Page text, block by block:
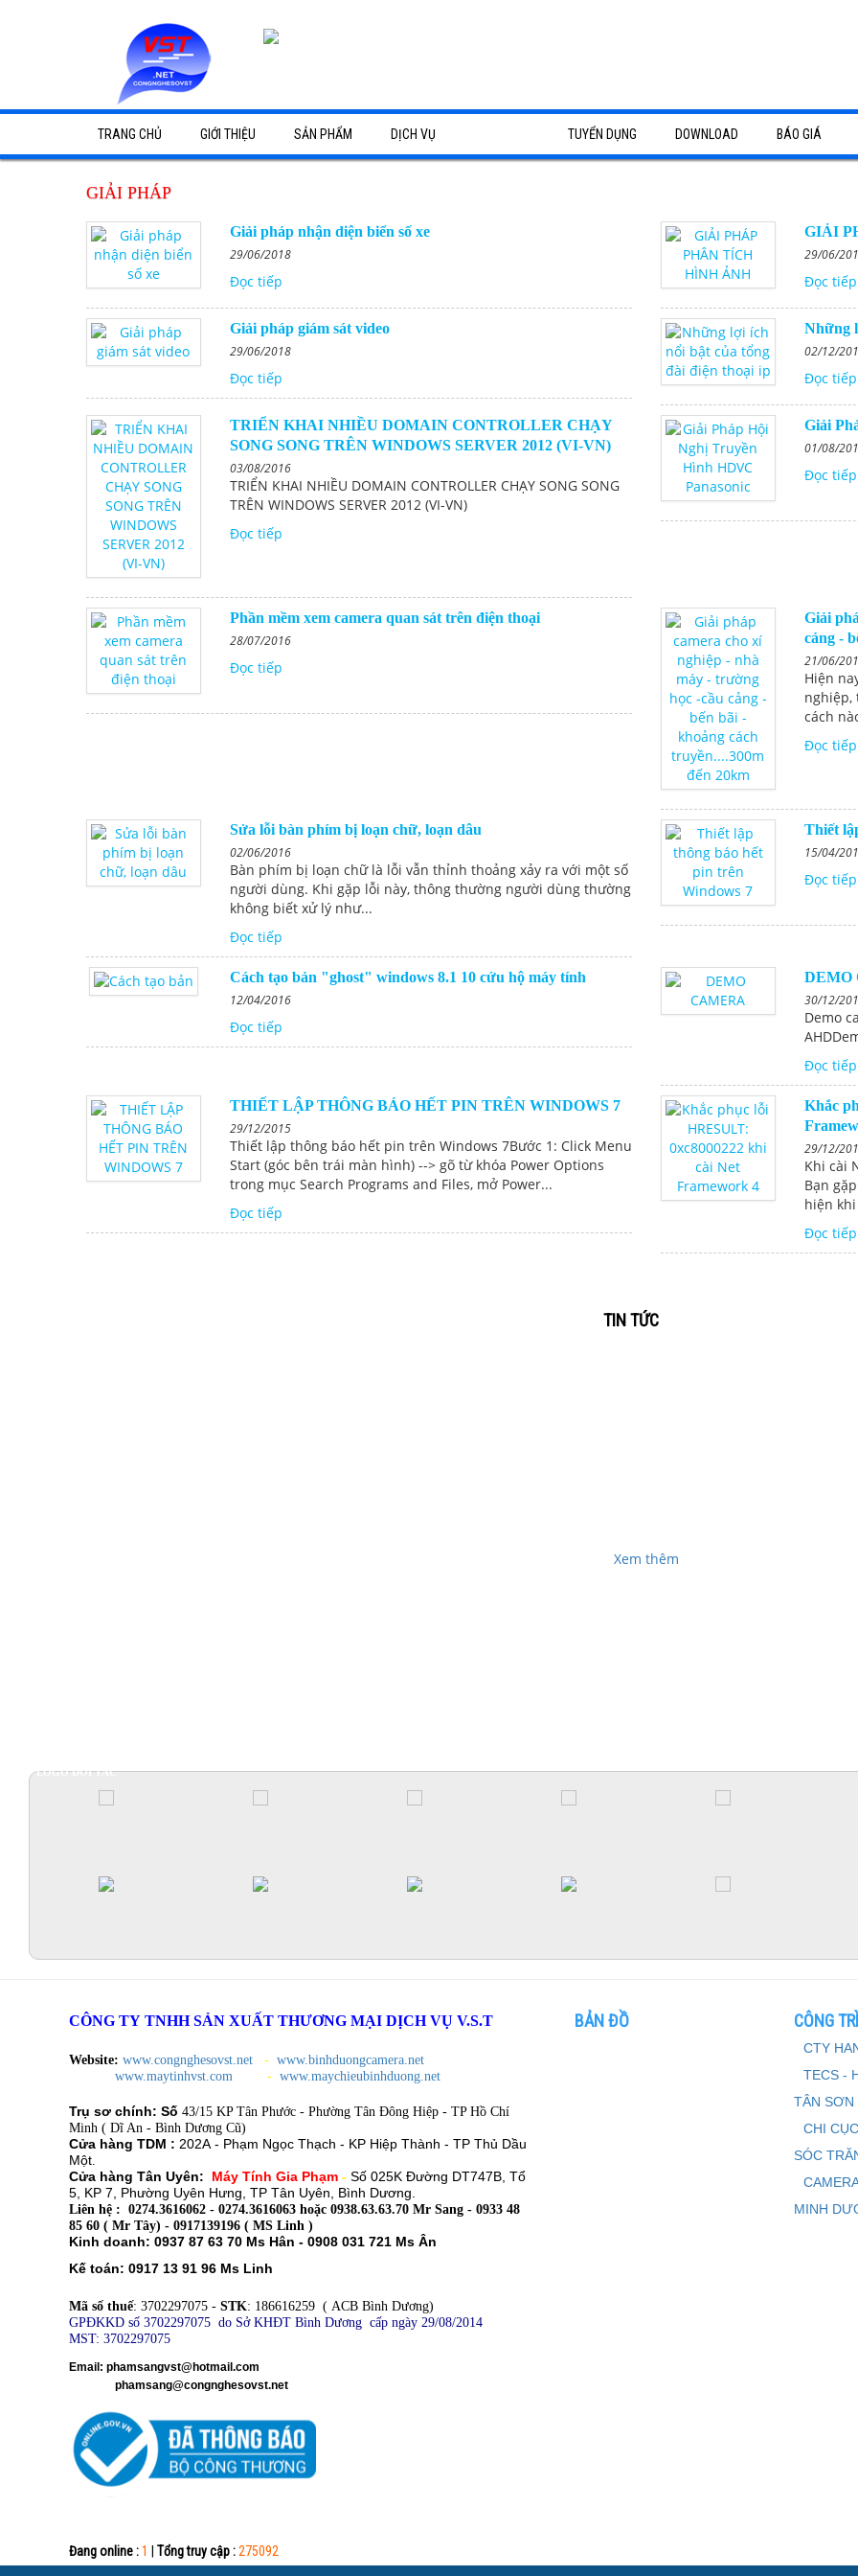
TRANG CHỦ GIỚI THIỆU SẢN PHẨM
Âm Thanh Nhà Xưởng
Bảng Giá Dịch Vụ
DỊCH VỤ
Giải pháp âm thanh - thi công hệ thống
Mua bán laptop cũ
dịch vụ tốt
TUYỂN DỤNG DOWNLOAD BÁO GIÁ
GIẢI PHÁP
Giải pháp nhận diện biển số xe
29/06/2018
Đọc tiếp
GIẢI
29/06/
Đọc tiếp
Giải pháp giám sát video
29/06/2018
Đọc tiếp
​Những
02/12/
Đọc tiếp
TRIỂN KHAI NHIỀU DOMAIN CONTROLLER CHẠY
SONG SONG TRÊN WINDOWS SERVER 2012 (VI-VN)
03/08/2016
TRIỂN KHAI NHIỀU DOMAIN CONTROLLER CHẠY SONG SONG
TRÊN WINDOWS SERVER 2012 (VI-VN)
Đọc tiếp
Giải
01/08/
Đọc tiếp
Phần mềm xem camera quan sát trên điện thoại
28/07/2016
Đọc tiếp
Giải
cảng -
21/06/
Hiện
nghiệp,
cách
Đọc tiếp
Sửa lỗi bàn phím bị loạn chữ, loạn dâu
02/06/2016
Bàn phím bị loạn chữ là lỗi vẫn thỉnh thoảng xảy ra với một số
người dùng. Khi gặp lỗi này, thông thường người dùng thường
không biết xử lý như...
Đọc tiếp
Thiết
15/04/
Đọc tiếp
Cách tạo bản "ghost" windows 8.1 10 cứu hộ máy tính
12/04/2016
Đọc tiếp
DEMO
30/12/
Demo
Đọc tiếp
THIẾT LẬP THÔNG BÁO HẾT PIN TRÊN WINDOWS 7
29/12/2015
Thiết lập thông báo hết pin trên Windows 7Bước 1: Click Menu
Start (góc bên trái màn hình) --> gõ từ khóa Power Options
trong mục Search Programs and Files, mở Power...
Đọc tiếp
Khắc
29/12/
Khi cài
Bạn
hiện
Đọc tiếp
TIN TỨC
Xem thêm
LOGO ĐỐI TÁC
CÔNG TY TNHH SẢN XUẤT THƯƠNG MẠI DỊCH VỤ V.S.T
Website: www.congnghesovst.net - www.binhduongcamera.net
www.maytinhvst.com
- www.maychieubinhduong.net
Trụ sơ chính: Số 43/15 KP Tân Phước - Phường Tân Đông Hiệp - TP Hồ Chí
Minh ( Dĩ An - Bình Dương Cũ)
Cửa hàng TDM : 202A - Phạm Ngọc Thạch - KP Hiệp Thành - TP Thủ Dầu
Một.
Cửa hàng Tân Uyên: Máy Tính Gia Phạm - Số 025K Đường DT747B, Tổ
5, KP 7, Phường Uyên Hưng, TP Tân Uyên, Bình Dương.
Liên hệ : 0274.3616062 - 0274.3616063 hoặc 0938.63.63.70 Mr Sang - 0933 48
85 60 ( Mr Tây) - 0917139196 ( MS Linh )
Kinh doanh: 0937 87 63 70 Ms Hân - 0908 031 721 Ms Ân
Kế toán: 0917 13 91 96 Ms Linh
Mã số thuế: 3702297075 - STK: 186616259 ( ACB Bình Dương)
GPĐKKD số 3702297075 do Sở KHĐT Bình Dương cấp ngày 29/08/2014
MST: 3702297075
Email: phamsangvst@hotmail.com
phamsang@congnghesovst.net
Đang online :1 Tổng truy cập :275092
BẢN ĐỒ CÔNG
CTY
TECS -
TÂN SƠN
CHI
SÓC
MINH